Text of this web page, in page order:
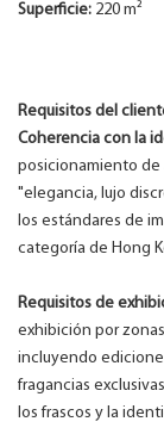
Superficie: 220 m²
Requisitos del
Coherencia con la
posicionamiento de
"elegancia, lujo
los estándares de
categoría de Hong
Requisitos de
exhibición por
incluyendo
fragancias
los frascos y la